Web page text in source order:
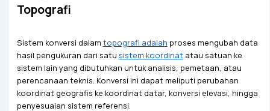
Topografi
Sistem konversi dalam topografi adalah proses mengubah data
hasil pengukuran dari satu sistem koordinatatau satuan ke
sistem lain yang dibutuhkan untuk analisis, pemetaan, atau
perencanaan teknis. Konversi ini dapat meliputi perubahan
koordinat geografis ke koordinat datar, konversi elevasi, hingga
penyesuaian sistem referensi.